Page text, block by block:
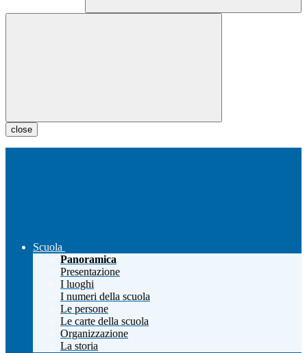
close
Scuola
Panoramica
Presentazione
I luoghi
I numeri della scuola
Le persone
Le carte della scuola
Organizzazione
La storia